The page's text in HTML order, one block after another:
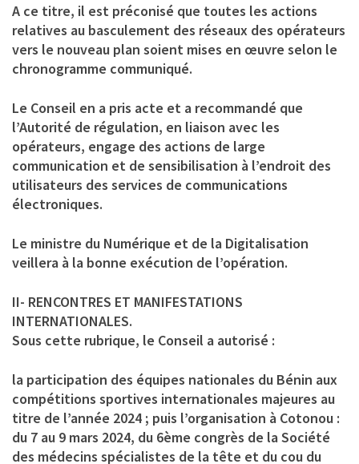
A ce titre, il est préconisé que toutes les actions
relatives au basculement des réseaux des opérateurs
vers le nouveau plan soient mises en œuvre selon le
chronogramme communiqué.
Le Conseil en a pris acte et a recommandé que
l’Autorité de régulation, en liaison avec les
opérateurs, engage des actions de large
communication et de sensibilisation à l’endroit des
utilisateurs des services de communications
électroniques.
Le ministre du Numérique et de la Digitalisation
veillera à la bonne exécution de l’opération.
II- RENCONTRES ET MANIFESTATIONS
INTERNATIONALES.
Sous cette rubrique, le Conseil a autorisé :
la participation des équipes nationales du Bénin aux
compétitions sportives internationales majeures au
titre de l’année 2024 ; puis l’organisation à Cotonou :
du 7 au 9 mars 2024, du 6ème congrès de la Société
des médecins spécialistes de la tête et du cou du